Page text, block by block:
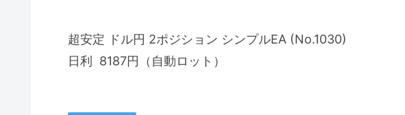
超安定 ドル円 2ポジション シンプルEA (No.1030)
日利 8187円（自動ロット）